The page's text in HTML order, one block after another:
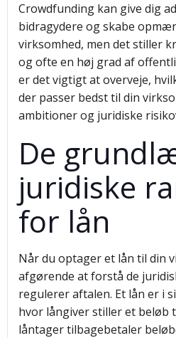
Crowdfunding kan give dig
bidragydere og skabe
virksomhed, men det stiller
og ofte en høj grad af
er det vigtigt at overveje,
der passer bedst til din
ambitioner og juridiske
De
juridiske
for lån
Når du optager et lån til din
afgørende at forstå de
regulerer aftalen. Et lån er i
hvor långiver stiller et beløb
låntager tilbagebetaler